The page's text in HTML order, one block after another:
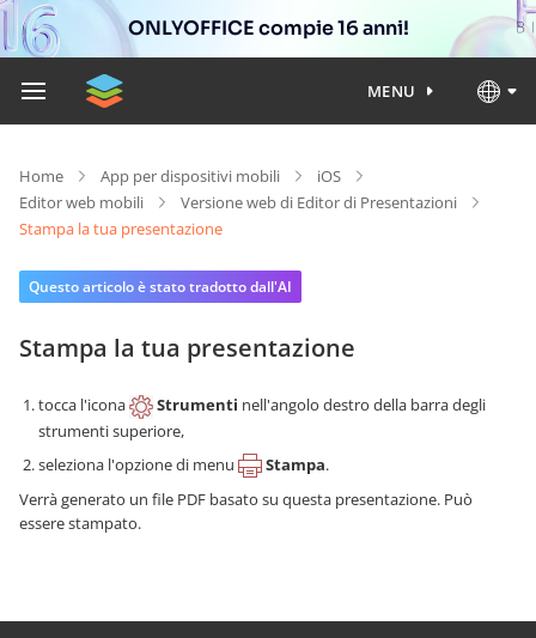
ONLYOFFICE compie 16 anni!
MENU
Home App per dispositivi mobili
iOS
Editor web mobili
Versione web di Editor di Presentazioni
Stampa la tua presentazione
Questo articolo è stato tradotto dall'AI
Stampa la tua presentazione
tocca l'icona Strumenti nell'angolo destro della barra degli
strumenti superiore,
seleziona l'opzione di menu
Stampa.
Verrà generato un file PDF basato su questa presentazione. Può
essere stampato.